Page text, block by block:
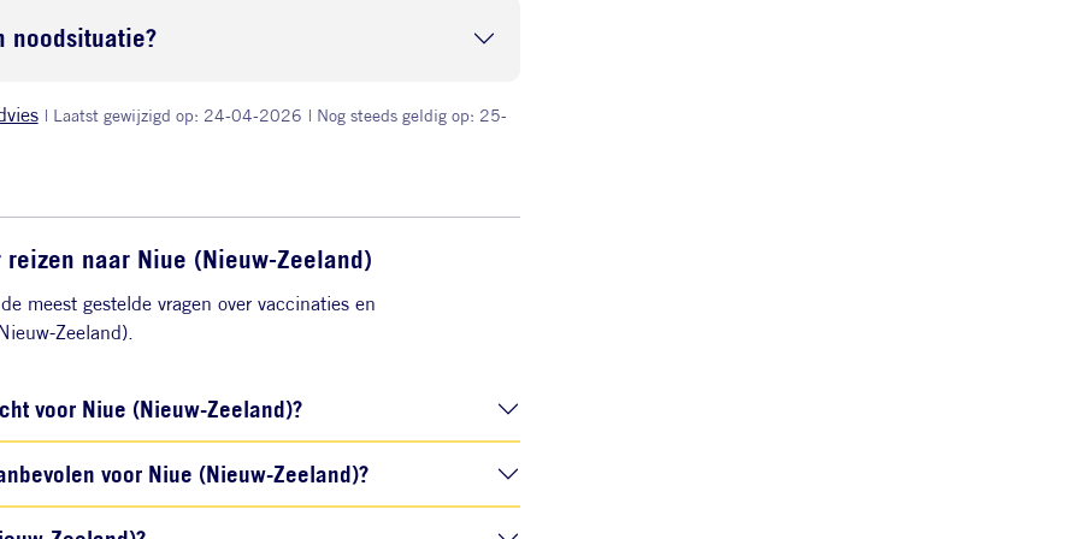
noodsituatie?
| Laatst gewijzigd op: 24-04-2026 | Nog steeds geldig op: 25-
naar Niue (Nieuw-Zeeland)
meest gestelde vragen over vaccinaties en
Zeeland).
voor Niue (Nieuw-Zeeland)?
voor Niue (Nieuw-Zeeland)?